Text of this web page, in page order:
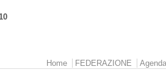
Home FEDERAZIONE Agenda